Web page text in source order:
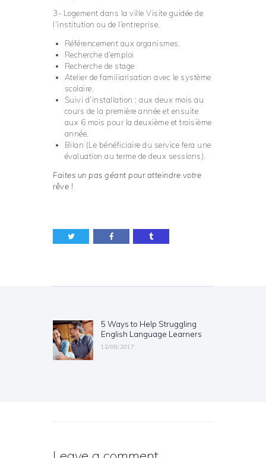
3- Logement dans la ville Visite guidée de
l’institution ou de l’entreprise.
Référencement aux organismes.
Recherche d’emploi
Recherche de stage
Atelier de familiarisation avec le système
scolaire.
Suivi d’installation : aux deux mois au
cours de la première année et ensuite
aux 6 mois pour la deuxième et troisième
année.
Bilan (Le bénéficiaire du service fera une
évaluation au terme de deux sessions).
Faites un pas géant pour atteindre votre
rêve !
Previous
post:
5 Ways to Help Struggling
English Language Learners
12/08/2017